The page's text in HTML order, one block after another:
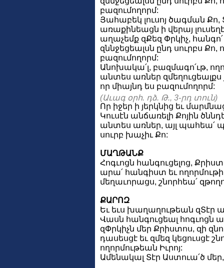
բազումողորմ:
Յահաբեկ լուսոյ ծագման Քո,
առաքինեացն ի վերայ
աղաչեմք զՔեզ Փրկիչ, հանգո՛
զննջեցեալսն ընդ սուրբս Քո,
բազումողորմ:
Անոխակա՛լ, բազմագո՛ւթ,
անտես առներ զմեղուցեալքս
որ միայնդ ես բազումողորմ:
(Աւագ օրհ. դձ. Թ., 3-րդ տուն)
Որ իջեր ի յերկնից եւ
Կուսէն անճառելի Քոյին
անտես առներ, այլ պահեա՛
սուրբ խաչիւ Քո:
ՄԱՂԹԱՆՔ
Հոգւոցն հանգուցելոց,
արա՛ հանգիստ եւ
մեղաւորացս, շնորհեա՛
ՔԱՐՈԶ
Եւ եւս խաղաղութեան զՏէր
Վասն հանգուցեալ հոգւոցն
զՓրկիչն մեր Քրիստոս, զի
դասեսցէ եւ զմեզ կեցուսցէ
ողորմութեան Իւրոյ:
Ամենակալ Տէր Աստուա՛ծ մեր,